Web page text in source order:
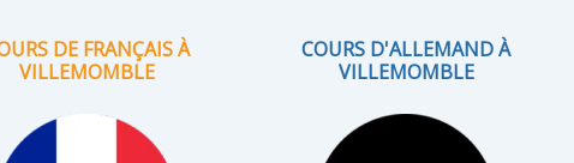
DE FRANÇAIS À
VILLEMOMBLE
COURS D'ALLEMAND À
VILLEMOMBLE